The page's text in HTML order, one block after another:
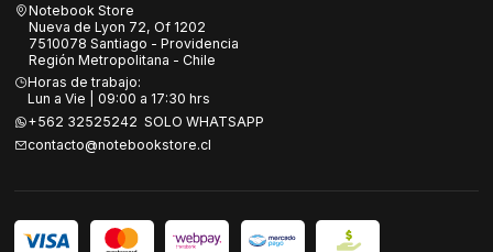
Notebook Store
Nueva de Lyon 72, Of 1202
7510078 Santiago - Providencia
Región Metropolitana - Chile
Horas de trabajo:
Lun a Vie | 09:00 a 17:30 hrs
+562 32525242 SOLO WHATSAPP
contacto@notebookstore.cl